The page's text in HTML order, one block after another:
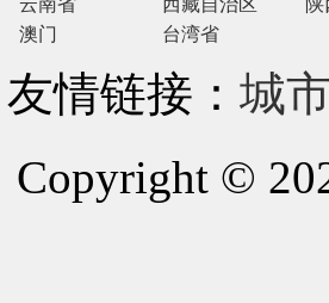
云南省
西藏自治区
澳门
台湾省
友情链接： 城
Copyright ©